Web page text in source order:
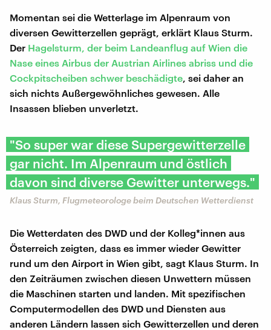
Momentan sei die Wetterlage im Alpenraum von
diversen Gewitterzellen geprägt, erklärt Klaus Sturm.
Der Hagelsturm, der beim Landeanflug auf Wien die
Nase eines Airbus der Austrian Airlines abriss und die
Cockpitscheiben schwer beschädigte , sei daher an
sich nichts Außergewöhnliches gewesen. Alle
Insassen blieben unverletzt.
"So super war diese Supergewitterzelle
gar nicht. Im Alpenraum und östlich
davon sind diverse Gewitter unterwegs."
Klaus Sturm, Flugmeteorologe beim Deutschen Wetterdienst
Die Wetterdaten des DWD und der Kolleg*innen aus
Österreich zeigten, dass es immer wieder Gewitter
rund um den Airport in Wien gibt, sagt Klaus Sturm. In
den Zeiträumen zwischen diesen Unwettern müssen
die Maschinen starten und landen. Mit spezifischen
Computermodellen des DWD und Diensten aus
anderen Ländern lassen sich Gewitterzellen und deren